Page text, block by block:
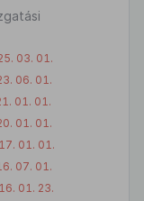
03. 01.
06. 01.
01. 01.
01. 01.
01. 01.
07. 01.
01. 23.